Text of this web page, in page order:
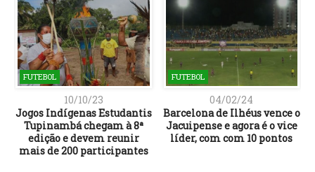
FUTEBOL
10/10/23
Jogos Indígenas Estudantis
Tupinambá chegam à 8ª
edição e devem reunir
mais de 200 participantes
FUTEBOL
04/02/24
Barcelona de Ilhéus vence o
Jacuipense e agora é o vice
líder, com com 10 pontos